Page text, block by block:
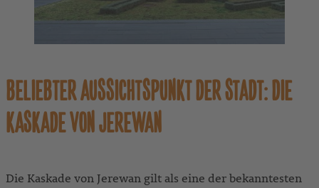
BELIEBTER AUSSICHTSPUNKT DER STADT: DIE
KASKADE VON JEREWAN
Die Kaskade von Jerewan gilt als eine der bekanntesten